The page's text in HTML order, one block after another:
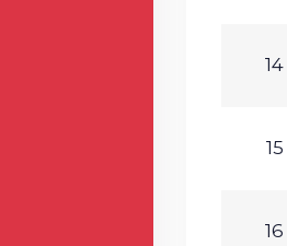
14
15
16